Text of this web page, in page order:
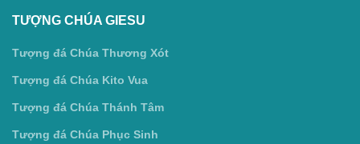
TƯỢNG CHÚA GIESU
Tượng đá Chúa Thương Xót
Tượng đá Chúa Kito Vua
Tượng đá Chúa Thánh Tâm
Tượng đá Chúa Phục Sinh